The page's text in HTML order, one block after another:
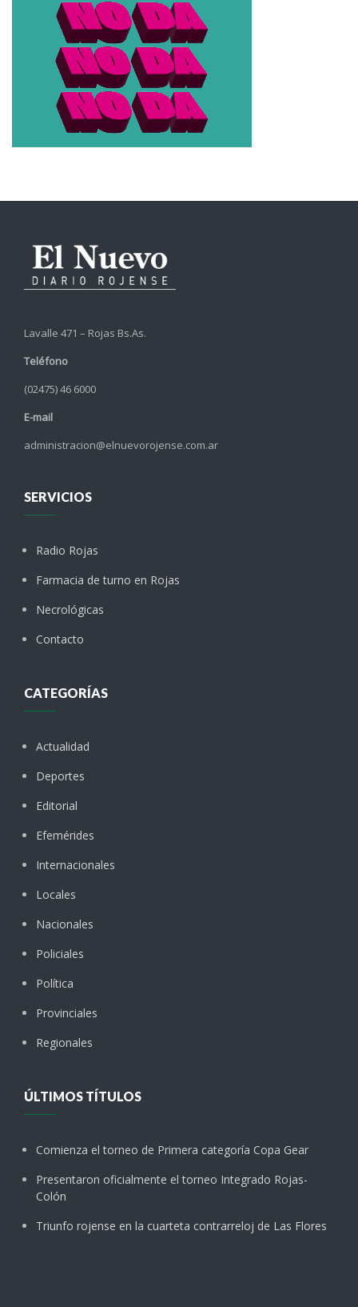
Lavalle 471 – Rojas Bs.As.
Teléfono
(02475) 46 6000
E-mail
administracion@elnuevorojense.com.ar
SERVICIOS
Radio Rojas
Farmacia de turno en Rojas
Necrológicas
Contacto
CATEGORÍAS
Actualidad
Deportes
Editorial
Efemérides
Internacionales
Locales
Nacionales
Policiales
Política
Provinciales
Regionales
ÚLTIMOS TÍTULOS
Comienza el torneo de Primera categoría Copa Gear
Presentaron oficialmente el torneo Integrado Rojas-
Colón
Triunfo rojense en la cuarteta contrarreloj de Las Flores